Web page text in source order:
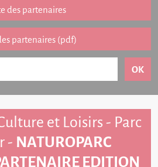
FAQ
Livre d'or
des partenaires
partenaires (pdf)
et Loisirs - Parc
- NATUROPARC
EDITION